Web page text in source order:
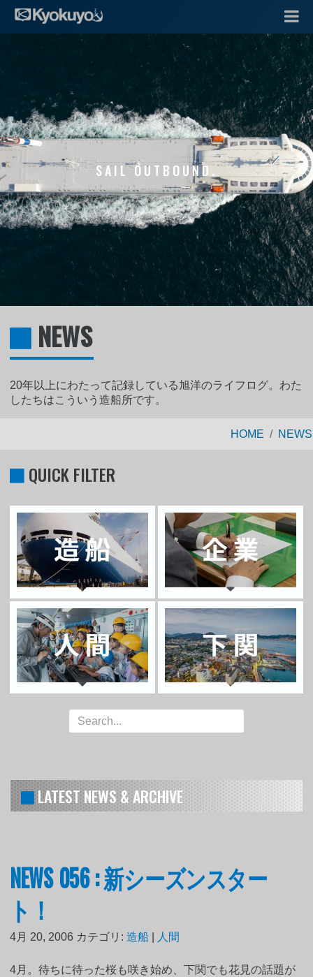
SAIL OUTBOUND.
NEWS
20年以上にわたって記録している旭洋のライフログ。わた
したちはこういう造船所です。
HOME NEWS
QUICK FILTER
LATEST NEWS & ARCHIVE
NEWS 056 : 新シーズンスター
ト！
4月 20, 2006 カテゴリ:造船 人間
4月。待ちに待った桜も咲き始め、下関でも花見の話題が